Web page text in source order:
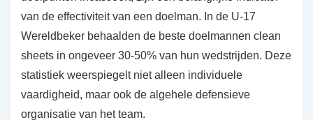
van de effectiviteit van een doelman. In de U-17
Wereldbeker behaalden de beste doelmannen clean
sheets in ongeveer 30-50% van hun wedstrijden. Deze
statistiek weerspiegelt niet alleen individuele
vaardigheid, maar ook de algehele defensieve
organisatie van het team.